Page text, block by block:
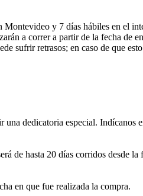
Montevideo y 7 días hábiles en el
a correr a partir de la fecha de
sufrir retrasos; en caso de que
dedicatoria especial.
de hasta 20 días corridos desde
en que fue realizada la compra.